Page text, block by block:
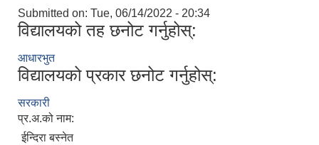
Submitted on: Tue, 06/14/2022 - 20:34
विद्यालयको तह छनोट गर्नुहोस्:
आधारभुत
विद्यालयको प्रकार छनोट गर्नुहोस्:
सरकारी
प्र.अ.को नाम:
ईन्दिरा बस्नेत